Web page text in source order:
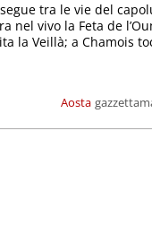
Aosta
tra le vie del
nel vivo la Feta de
la Veillà; a Chamois